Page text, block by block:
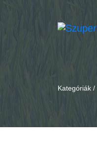
Kategóriák /